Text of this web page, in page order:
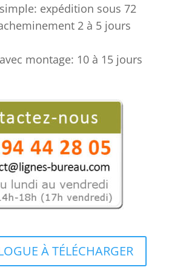
expédition sous 72
2 à 5 jours
montage: 10 à 15 jours
À TÉLÉCHARGER